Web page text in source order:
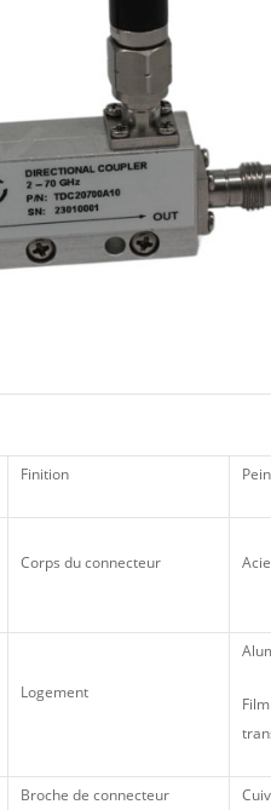
Finition
Corps du connecteur
Logement
Broche de connecteur